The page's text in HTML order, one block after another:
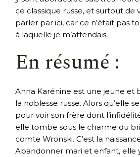
ce classique russe, et surtout de
parler par ici, car ce n’était pas
à laquelle je m’attendais.
En résumé :
Anna Karénine est une jeune et
la noblesse russe. Alors qu’elle
pour voir son frère dont
elle tombe sous le charme du
comte Wronski. C’est la
Abandonner mari et enfant, elle